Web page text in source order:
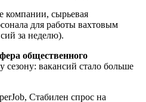
компании, сырьевая
для работы вахтовым
за неделю).
общественного
сезону: вакансий стало больше
Стабилен спрос на